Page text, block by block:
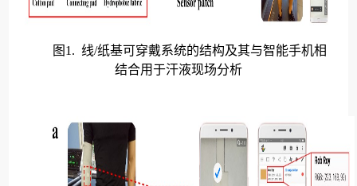
图1. 线/纸基可穿戴系统的结构及其与智能手机相
结合用于汗液现场分析